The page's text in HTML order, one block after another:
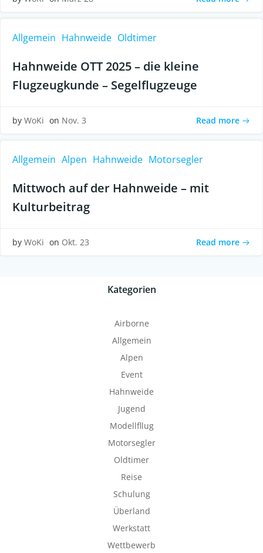
Allgemein Hahnweide Oldtimer
Hahnweide OTT 2025 – die kleine
Flugzeugkunde – Segelflugzeuge
by WoKi on Nov. 3 Read more
Allgemein Alpen Hahnweide Motorsegler
Mittwoch auf der Hahnweide – mit
Kulturbeitrag
by WoKi on Okt. 23 Read more
Kategorien
Airborne
Allgemein
Alpen
Event
Hahnweide
Jugend
Modellfllug
Motorsegler
Oldtimer
Reise
Schulung
Überland
Werkstatt
Wettbewerb